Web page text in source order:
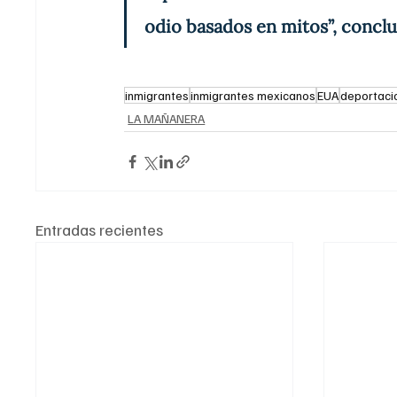
odio basados en mitos”,
inmigrantesinmigrantes mexicanosEUA
LA MAÑANERA
Entradas recientes